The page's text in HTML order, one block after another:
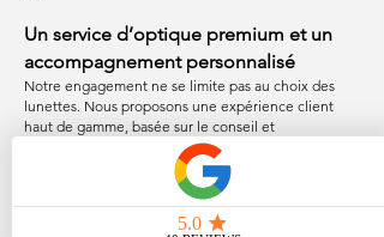
Un service d’optique premium et un
accompagnement personnalisé
Notre engagement ne se limite pas au choix des
lunettes. Nous proposons une expérience client
haut de gamme, basée sur le conseil et
Nous vous aidons à choisir
une monture qui correspond parfaitement à la
morphologie de votre visage, votre style et votre